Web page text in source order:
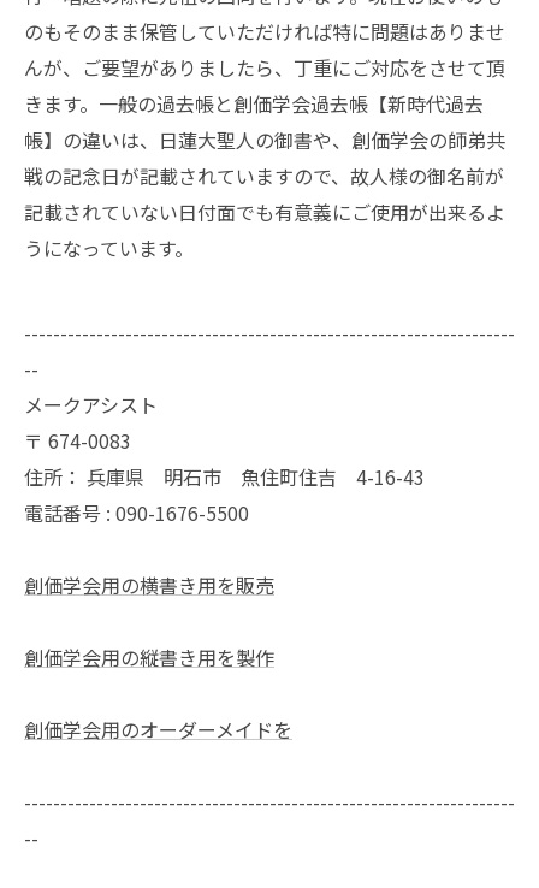
のもそのまま保管していただければ特に問題はありませ
んが、ご要望がありましたら、丁重にご対応をさせて頂
きます。一般の過去帳と創価学会過去帳【新時代過去
帳】の違いは、日蓮大聖人の御書や、創価学会の師弟共
戦の記念日が記載されていますので、故人様の御名前が
記載されていない日付面でも有意義にご使用が出来るよ
うになっています。
--------------------------------------------------------------------
--
メークアシスト
〒 674-0083
住所： 兵庫県 明石市 魚住町住吉 4-16-43
電話番号 : 090-1676-5500
創価学会用の横書き用を販売
創価学会用の縦書き用を製作
創価学会用のオーダーメイドを
--------------------------------------------------------------------
--